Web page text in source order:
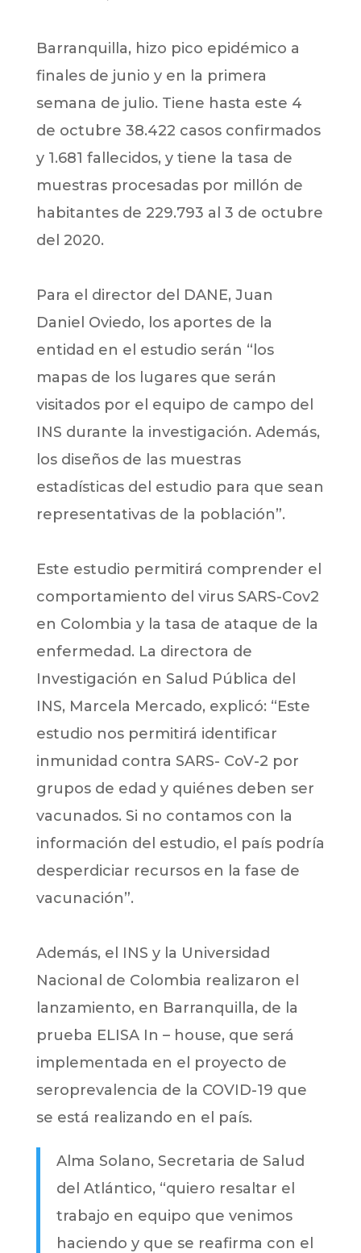
Barranquilla, hizo pico epidémico a
finales de junio y en la primera
semana de julio. Tiene hasta este 4
de octubre 38.422 casos confirmados
y 1.681 fallecidos, y tiene la tasa de
muestras procesadas por millón de
habitantes de 229.793 al 3 de octubre
del 2020.
Para el director del DANE, Juan
Daniel Oviedo, los aportes de la
entidad en el estudio serán “los
mapas de los lugares que serán
visitados por el equipo de campo del
INS durante la investigación. Además,
los diseños de las muestras
estadísticas del estudio para que sean
representativas de la población”.
Este estudio permitirá comprender el
comportamiento del virus SARS-Cov2
en Colombia y la tasa de ataque de la
enfermedad. La directora de
Investigación en Salud Pública del
INS, Marcela Mercado, explicó: “Este
estudio nos permitirá identificar
inmunidad contra SARS- CoV-2 por
grupos de edad y quiénes deben ser
vacunados. Si no contamos con la
información del estudio, el país podría
desperdiciar recursos en la fase de
vacunación”.
Además, el INS y la Universidad
Nacional de Colombia realizaron el
lanzamiento, en Barranquilla, de la
prueba ELISA In – house, que será
implementada en el proyecto de
seroprevalencia de la COVID-19 que
se está realizando en el país.
Alma Solano, Secretaria de Salud
del Atlántico, “quiero resaltar el
trabajo en equipo que venimos
haciendo y que se reafirma con el